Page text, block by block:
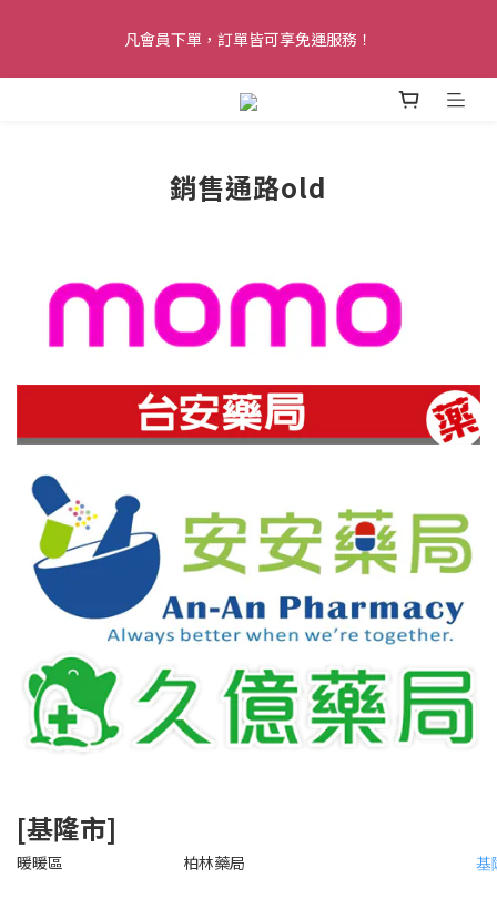
$5,000 升等禮金！
凡會員下單，訂單皆可享免運服務！
醚立克會員禮遇上線！黑卡會員最高可享 72 折會員價，再加贈
銷售通路old
[基隆市]
暖暖區 柏林藥局 基